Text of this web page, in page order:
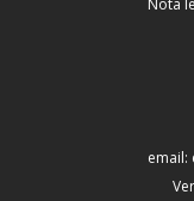
Nota
email: